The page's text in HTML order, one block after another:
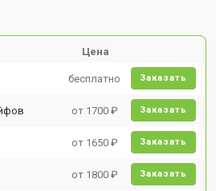
Цена
бесплатно Заказать
от 1700 ₽ Заказать
от 1650 ₽ Заказать
от 1800 ₽ Заказать